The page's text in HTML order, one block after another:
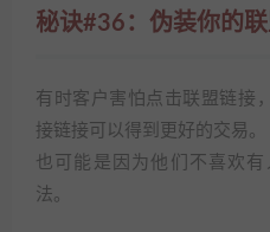
秘诀#36：伪装你的
有时客户害怕点击联盟链接
接链接可以得到更好的交易。
也可能是因为他们不喜欢
法。